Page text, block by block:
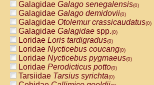
AtelidaeAteles belzebuth(0)
AtelidaeAteles geoffroyi(0)
AtelidaeAteles paniscus(0)
AtelidaeAtelesspp.(0)
Atelidae Lagothrix lagothricha
AtelidaeLagothrix lagothricha cana
PitheciidaeCacajao calvus
PitheciidaeCallicebus cupreus
PitheciidaeCallicebus donacophilus
Galagidae Galago senegalensis(0)
Galagidae Galago demidovii(0)
Galagidae Otolemur crassicaudatus(0)
Galagidae Galagidae spp.(0)
Loridae Loris tardigradus(0)
Loridae Nycticebus coucang(0)
Loridae Nycticebus pygmaeus(0)
Loridae Perodicticus potto(0)
Tarsiidae Tarsius syrichta(0)